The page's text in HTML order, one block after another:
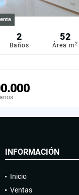
2
Baños
52
Área m 2
INFORMACIÓN
Inicio
Ventas